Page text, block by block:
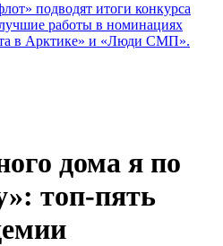
подводят итоги конкурса
работы в номинациях
в Арктике» и «Люди СМП».
дома я по
топ-пять